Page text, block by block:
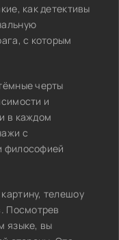
как детективы
с которым
черты
и
в каждом
с
философией
телешоу
Посмотрев
языке, вы